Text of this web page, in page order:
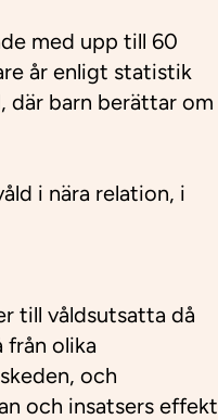
med upp till 60
år enligt statistik
där barn berättar om
i nära relation, i
till våldsutsatta då
från olika
och
och insatsers effekt